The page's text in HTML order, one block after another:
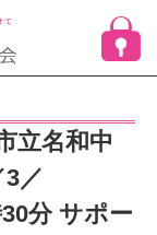
立名和中
／
分 サポー